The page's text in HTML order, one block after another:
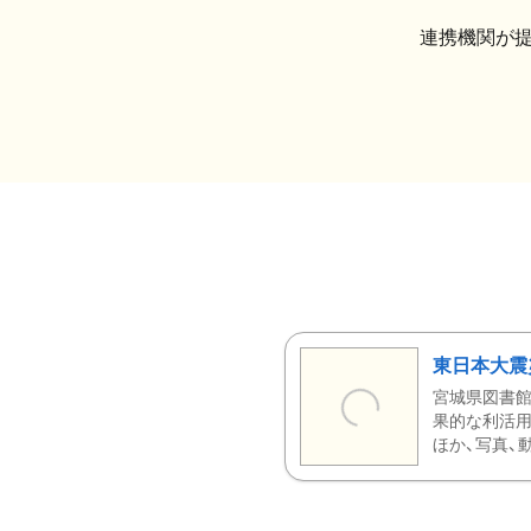
連携機関が
東日本大
宮城県図書
果的な利活
ほか、写真、